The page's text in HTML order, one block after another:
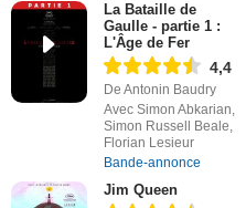
La Bataille de
Gaulle - partie 1 :
L'Âge de Fer
4,4
De Antonin Baudry
Avec Simon Abkarian,
Simon Russell Beale,
Florian Lesieur
Bande-annonce
Jim Queen